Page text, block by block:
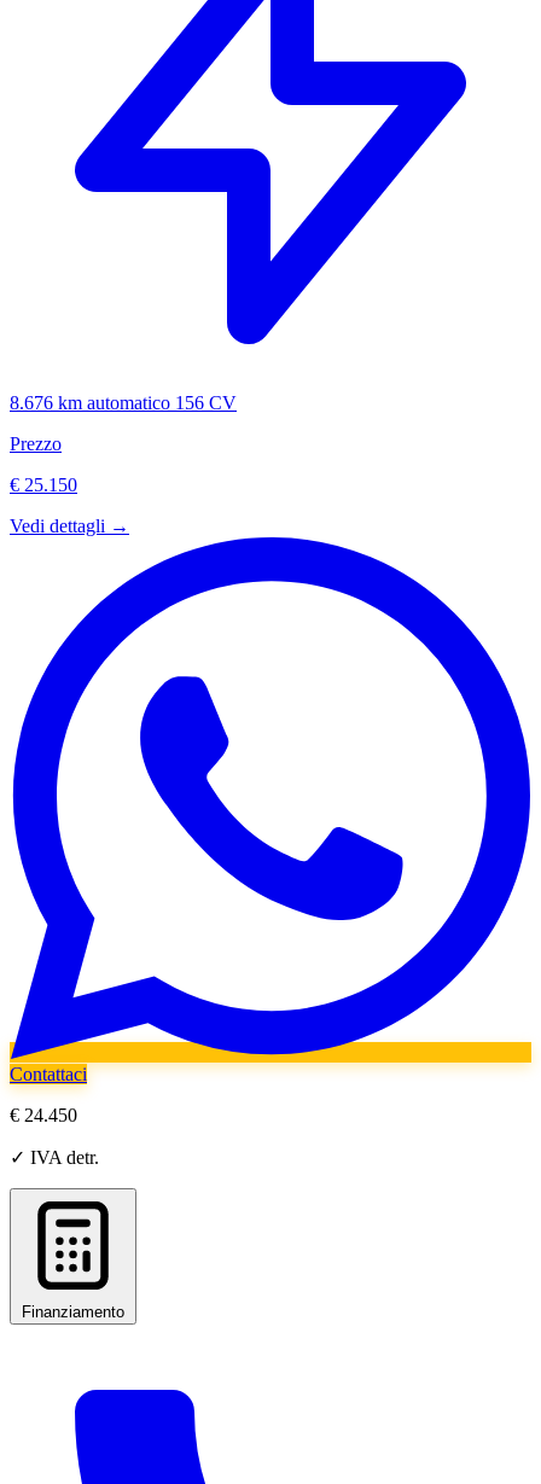
8.676 km automatico 156 CV
Prezzo
€ 25.150
Vedi dettagli →
Contattaci
€ 24.450
✓ IVA detr.
Finanziamento